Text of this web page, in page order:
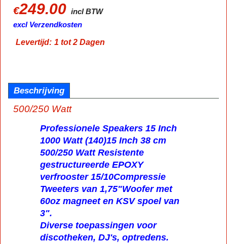
€249.00 incl BTW
excl Verzendkosten
Levertijd: 1 tot 2 Dagen
Beschrijving
500/250 Watt
Professionele Speakers 15 Inch
1000 Watt (140)15 Inch 38 cm
500/250 Watt Resistente
gestructureerde EPOXY
verfrooster 15/10Compressie
Tweeters van 1,75"Woofer met
60oz magneet en KSV spoel van
3".
Diverse toepassingen voor
discotheken, DJ's, optredens.